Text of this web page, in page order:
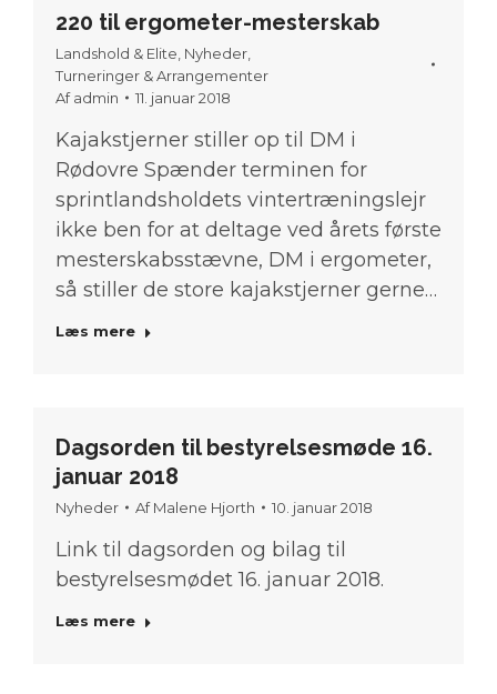
220 til ergometer-mesterskab
Landshold & Elite Nyheder
Turneringer & Arrangementer
Afadmin 11. januar 2018
Kajakstjerner stiller op til DM i
Rødovre Spænder terminen for
sprintlandsholdets vintertræningslejr
ikke ben for at deltage ved årets første
mesterskabsstævne, DM i ergometer,
så stiller de store kajakstjerner gerne…
Læs mere
Dagsorden til bestyrelsesmøde 16.
januar 2018
Nyheder AfMalene Hjorth 10. januar 2018
Link til dagsorden og bilag til
bestyrelsesmødet 16. januar 2018.
Læs mere